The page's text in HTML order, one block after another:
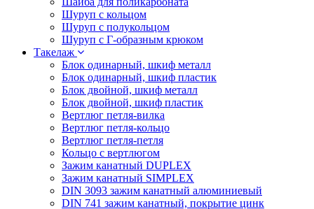
Шуруп с кольцом
Шуруп с полукольцом
Шуруп с Г-образным крюком
Такелаж
Блок одинарный, шкиф металл
Блок одинарный, шкиф пластик
Блок двойной, шкиф металл
Блок двойной, шкиф пластик
Вертлюг петля-вилка
Вертлюг петля-кольцо
Вертлюг петля-петля
Кольцо с вертлюгом
Зажим канатный DUPLEX
Зажим канатный SIMPLEX
DIN 3093 зажим канатный алюминиевый
DIN 741 зажим канатный, покрытие цинк